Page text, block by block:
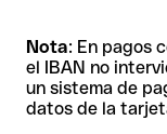
Nota: En pagos
el IBAN no
un sistema de
datos de la